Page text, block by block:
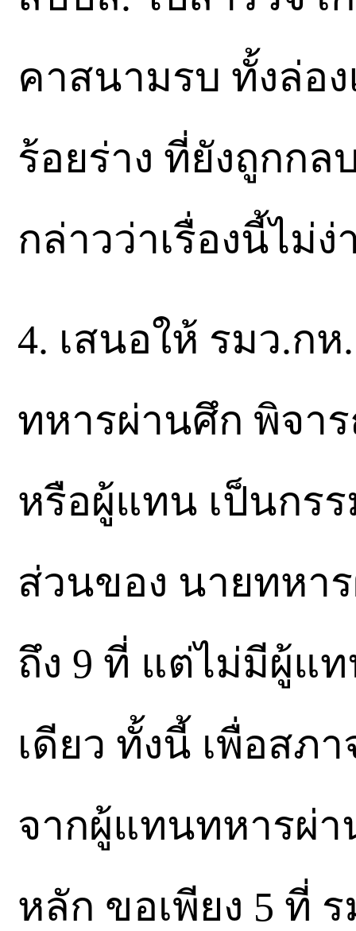
คาสนามรบ ทั้งล่อ
ร้อยร่าง ที่ยังถูกก
กล่าวว่าเรื่องนี้ไม่
4. เสนอให้ รมว.ก
ทหารผ่านศึก พิจา
หรือผู้แทน เป็นกร
ส่วนของ นายทหา
ถึง 9 ที่ แต่ไม่มีผู้แ
เดียว ทั้งนี้ เพื่อสภ
จากผู้แทนทหารผ่า
หลัก ขอเพียง 5 ที่